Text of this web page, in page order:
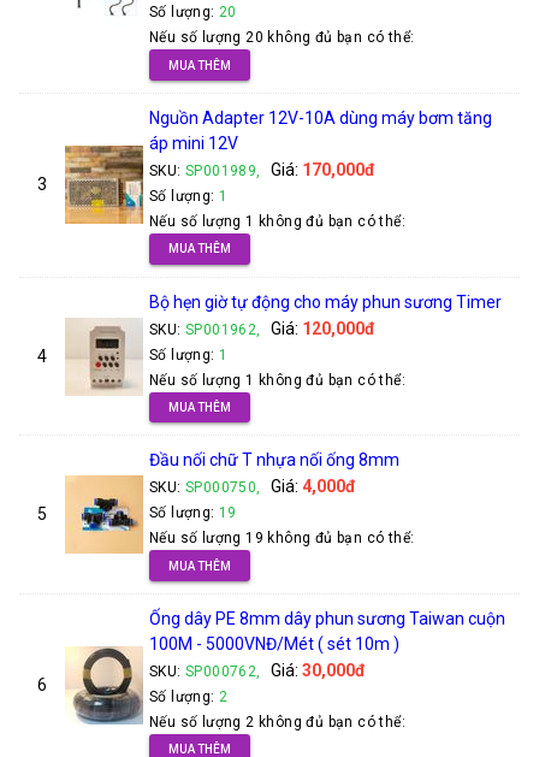
Số lượng: 20
Nếu số lượng 20 không đủ bạn có thể:
MUA THÊM
3
Nguồn Adapter 12V-10A dùng máy bơm tăng
áp mini 12V
SKU: SP001989, Giá: 170,000đ
Số lượng: 1
Nếu số lượng 1 không đủ bạn có thể:
MUA THÊM
4
Bộ hẹn giờ tự động cho máy phun sương Timer
SKU: SP001962, Giá: 120,000đ
Số lượng: 1
Nếu số lượng 1 không đủ bạn có thể:
MUA THÊM
5
Đầu nối chữ T nhựa nối ống 8mm
SKU: SP000750, Giá: 4,000đ
Số lượng: 19
Nếu số lượng 19 không đủ bạn có thể:
MUA THÊM
6
Ống dây PE 8mm dây phun sương Taiwan cuộn
100M - 5000VNĐ/Mét ( sét 10m )
SKU: SP000762, Giá: 30,000đ
Số lượng: 2
Nếu số lượng 2 không đủ bạn có thể:
MUA THÊM